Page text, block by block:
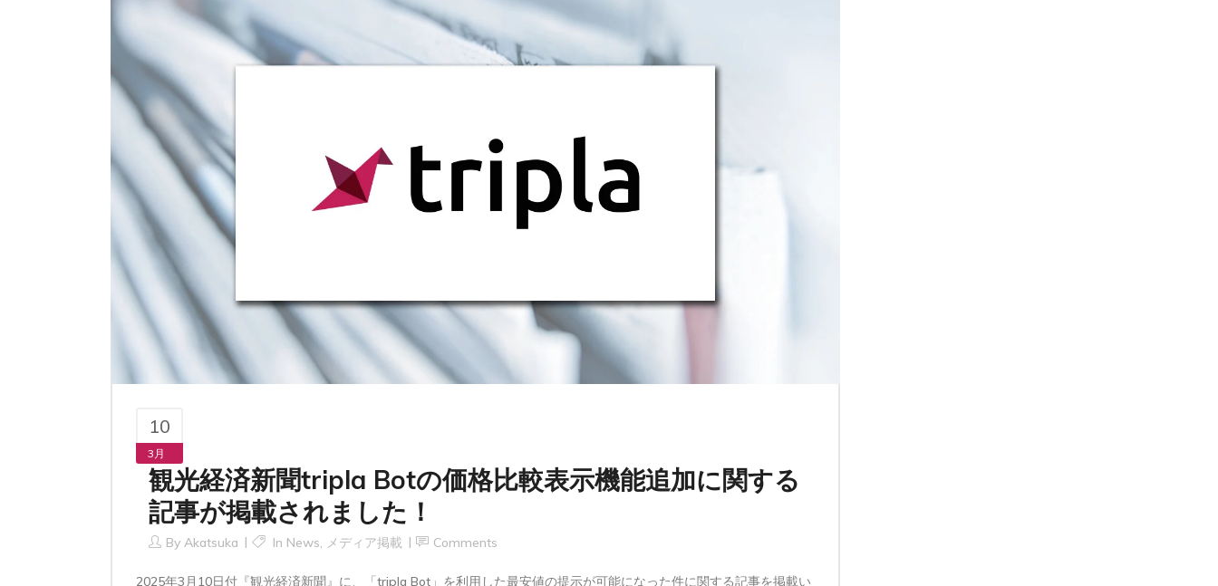
10
3月
観光経済新聞tripla Botの価格比較表示機能追加に関する
記事が掲載されました！
By Akatsuka In News, メディア掲載 Comments
2025年3月10日付『観光経済新聞』に、「tripla Bot」を利用した最安値の提示が可能になった件に関する記事を掲載い